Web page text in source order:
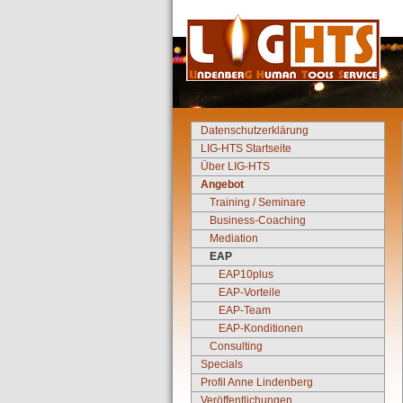
Datenschutzerklärung
LIG-HTS Startseite
Über LIG-HTS
Angebot
Training / Seminare
Business-Coaching
Mediation
EAP
EAP10plus
EAP-Vorteile
EAP-Team
EAP-Konditionen
Consulting
Specials
Profil Anne Lindenberg
Veröffentlichungen